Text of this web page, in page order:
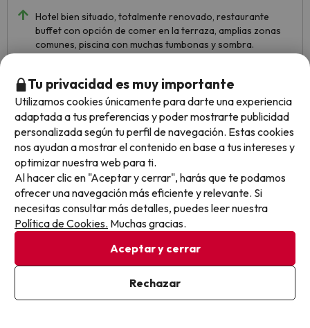
Hotel bien situado, totalmente renovado, restaurante
buffet con opción de comer en la terraza, amplias zonas
comunes, piscina con muchas tumbonas y sombra.
4.7
Mar Viajó en pareja
Agosto 2023
La piscina del hotel, el que no te tuvieras que pelear por
una hamaca!!
Todos los turnos de comida , repetitiva para comer
siempre lo mismo para cenar igual, habían muchas
bandejas con cosas de relleno para que parecieran que
Básico
Tu privacidad es muy importante
Utilizamos cookies únicamente para darte una experiencia
adaptada a tus preferencias y poder mostrarte publicidad
personalizada según tu perfil de navegación. Estas cookies
nos ayudan a mostrar el contenido en base a tus intereses y
optimizar nuestra web para ti.
Al hacer clic en "Aceptar y cerrar", harás que te podamos
ofrecer una navegación más eficiente y relevante. Si
necesitas consultar más detalles, puedes leer nuestra
Política de Cookies. Muchas gracias.
Aceptar y cerrar
Rechazar